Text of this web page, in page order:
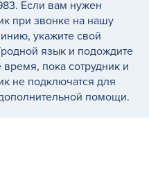
. Если вам нужен
при звонке на нашу
укажите свой
язык и подождите
время, пока сотрудник и
не подключатся для
помощи.